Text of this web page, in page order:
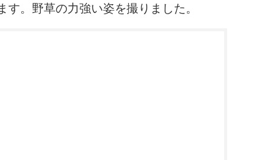
。野草の力強い姿を撮りました。